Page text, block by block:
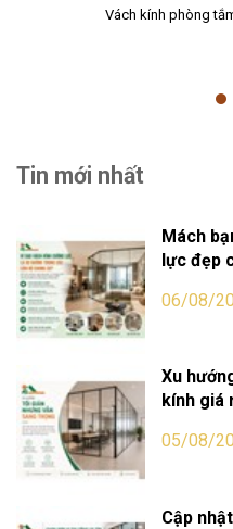
Vách kính phòng
Tin mới nhất
Mách
lực đẹp
06/08/
Xu
kính giá
05/08/
Cập